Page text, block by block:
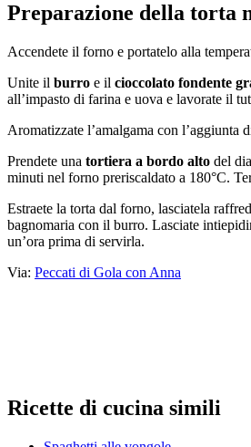
Preparazione della torta
Accendete il forno e portatelo alla
Unite il burro e il cioccolato fondente
all’impasto di farina e uova e lavorate il
Aromatizzate l’amalgama con l’aggiunta
Prendete una tortiera a bordo alto del
minuti nel forno preriscaldato a 180°C.
Estraete la torta dal forno, lasciatela
bagnomaria con il burro. Lasciate
un’ora prima di servirla.
Via: Peccati di Gola con Anna
Ricette di cucina simili